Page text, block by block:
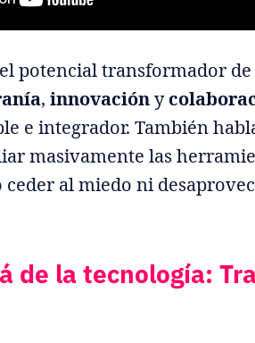
potencial transformador de
,innovacióny
e integrador. También
masivamente las
al miedo ni
de la tecnología: